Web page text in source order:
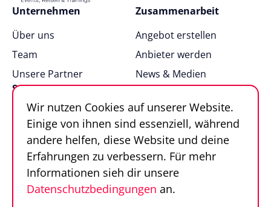
Unternehmen
Über uns
Team
Unsere Partner
Zusammenarbeit
Angebot erstellen
Anbieter werden
News & Medien
Support
FAQ
Kontakt
Sportfinder in 100
Sekunden
Wir nutzen Cookies auf unserer Website.
Einige von ihnen sind essenziell, während
andere helfen, diese Website und deine
Erfahrungen zu verbessern. Für mehr
Informationen sieh dir unsere
Datenschutzbedingungen an.